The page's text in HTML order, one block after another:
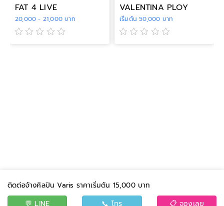
FAT 4 LIVE
20,000 - 21,000 บาท
VALENTINA PLOY
เริ่มต้น 50,000 บาท
ติดต่อจ้างศิลปิน Varis ราคาเริ่มต้น 15,000 บาท
💬 LINE
📞 โทร 📋 จองเลย